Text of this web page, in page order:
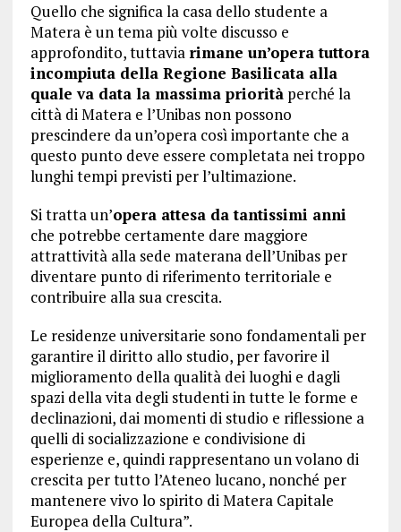
Quello che significa la casa dello studente a
Matera è un tema più volte discusso e
approfondito, tuttavia rimane un’opera tuttora
incompiuta della Regione Basilicata alla
quale va data la massima prioritàperché la
città di Matera e l’Unibas non possono
prescindere da un’opera così importante che a
questo punto deve essere completata nei troppo
lunghi tempi previsti per l’ultimazione.
Si tratta un’opera attesa da tantissimi anni
che potrebbe certamente dare maggiore
attrattività alla sede materana dell’Unibas per
diventare punto di riferimento territoriale e
contribuire alla sua crescita.
Le residenze universitarie sono fondamentali per
garantire il diritto allo studio, per favorire il
miglioramento della qualità dei luoghi e dagli
spazi della vita degli studenti in tutte le forme e
declinazioni, dai momenti di studio e riflessione a
quelli di socializzazione e condivisione di
esperienze e, quindi rappresentano un volano di
crescita per tutto l’Ateneo lucano, nonché per
mantenere vivo lo spirito di Matera Capitale
Europea della Cultura”.